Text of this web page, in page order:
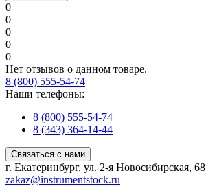
0
0
0
0
0
Нет отзывов о данном товаре.
8 (800) 555-54-74
Наши телефоны:
8 (800) 555-54-74
8 (343) 364-14-44
Связаться с нами
г. Екатеринбург, ул. 2-я Новосибирская, 68
zakaz@instrumentstock.ru